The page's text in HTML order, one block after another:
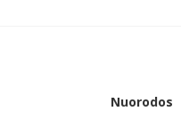
Nuorodos